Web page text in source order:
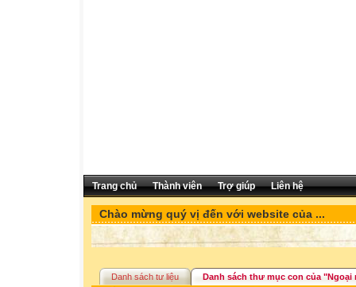
Trang chủ Thành viên Trợ giúp Liên hệ
Chào mừng quý vị đến với website của ...
Danh sách tư liệu Danh sách thư mục con của "Ngoại